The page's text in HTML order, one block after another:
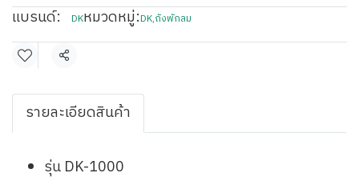
แบรนด์:
DKหมวดหมู่:DK,ถังพักลม
แชร์
รายละเอียดสินค้า
รุ่น DK-1000